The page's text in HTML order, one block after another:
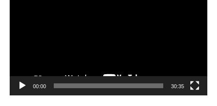
00:00 30:35